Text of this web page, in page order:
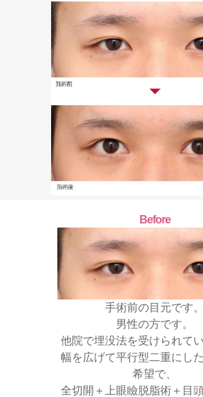
Before
手術前の目元です。
男性の方です。
他院で埋没法を受けられてい
幅を広げて平行型二重にし
希望で、
全切開＋上眼瞼脱脂術＋目